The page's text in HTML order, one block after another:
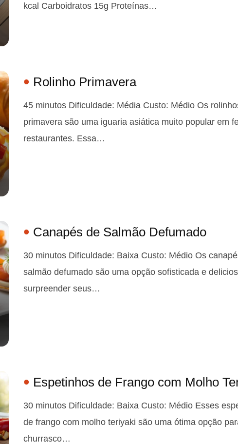
kcal Carboidratos 15g Proteínas…
Rolinho Primavera
45 minutos Dificuldade: Média Custo: Médio Os
primavera são uma iguaria asiática muito popular em
restaurantes. Essa…
Canapés de Salmão Defumado
30 minutos Dificuldade: Baixa Custo: Médio Os
salmão defumado são uma opção sofisticada e
surpreender seus…
Espetinhos de Frango com Molho
30 minutos Dificuldade: Baixa Custo: Médio Esses
de frango com molho teriyaki são uma ótima opção
churrasco…